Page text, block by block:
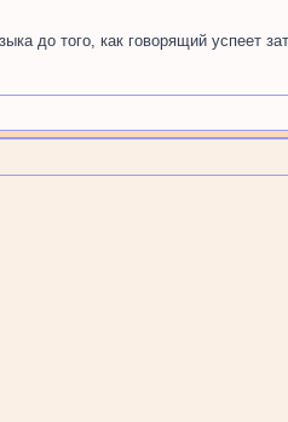
до того, как говорящий успеет